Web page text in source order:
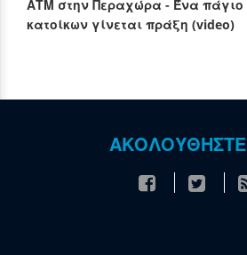
ΑΤΜ στην Περαχώρα - Ένα πάγιο
κατοίκων γίνεται πράξη (video)